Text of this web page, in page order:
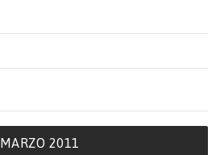
MARZO 2011